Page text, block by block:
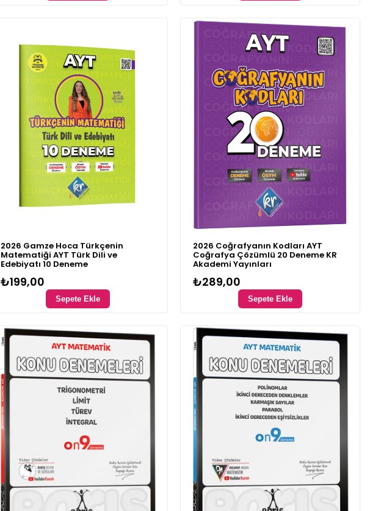
2026 Gamze Hoca Türkçenin
Matematiği AYT Türk Dili ve
Edebiyatı 10 Deneme
₺199,00
Sepete Ekle
2026 Coğrafyanın Kodları AYT
Coğrafya Çözümlü 20 Deneme KR
Akademi Yayınları
₺289,00
Sepete Ekle